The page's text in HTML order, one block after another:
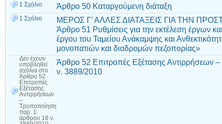
1 Σχόλιο Άρθρο 50 Καταργούμενη διάταξη
1 Σχόλιο
ΜΕΡΟΣ Γ’ ΑΛΛΕΣ ΔΙΑΤΑΞΕΙΣ ΓΙΑ ΤΗΝ
Άρθρο 51 Ρυθμίσεις για την εκτέλεση έργων
έργου του Ταμείου Ανάκαμψης και
μονοπατιών και διαδρομών πεζοπορίας»
Δεν έχουν
υποβληθεί
σχόλια στο
Άρθρο 52
Επιτροπές
Εξέτασης
Αντιρρήσεων
–
Τροποποίηση
παρ. 1
άρθρου 18 ν.
Άρθρο 52 Επιτροπές Εξέτασης Αντιρρήσεων
ν. 3889/2010